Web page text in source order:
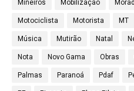
Mineiros Mobilização
Motociclista Motorista MT
Música Mutirão Natal
Nota Novo Gama Obras
Palmas Paranoá Pdaf